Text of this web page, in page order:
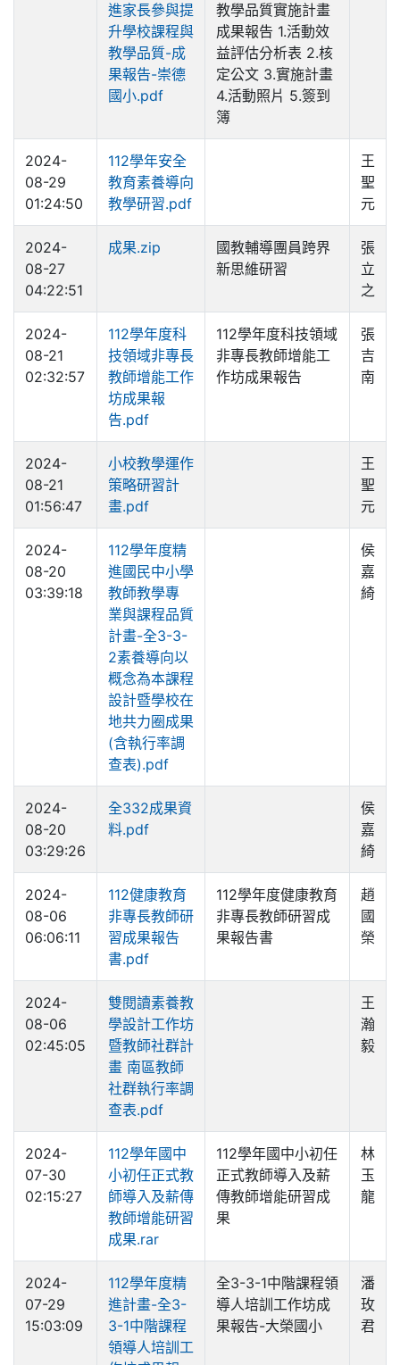
進家長參與提
升學校課程與
教學品質-成
果報告-崇德
國小.pdf
教學品質實施計畫
成果報告 1.活動效
益評估分析表 2.核
定公文 3.實施計畫
4.活動照片 5.簽到
簿
2024-
08-29
01:24:50
112學年安全
教育素養導向
教學研習.pdf
王
聖
元
2024-
08-27
04:22:51
成果.zip
國教輔導團員跨界
新思維研習
張
立
之
2024-
08-21
02:32:57
112學年度科
技領域非專長
教師增能工作
坊成果報
告.pdf
112學年度科技領域
非專長教師增能工
作坊成果報告
張
吉
南
2024-
08-21
01:56:47
小校教學運作
策略研習計
畫.pdf
王
聖
元
2024-
08-20
03:39:18
112學年度精
進國民中小學
教師教學專
業與課程品質
計畫-全3-3-
2素養導向以
概念為本課程
設計暨學校在
地共力圈成果
(含執行率調
查表).pdf
侯
嘉
綺
2024-
08-20
03:29:26
全332成果資
料.pdf
侯
嘉
綺
2024-
08-06
06:06:11
112健康教育
非專長教師研
習成果報告
書.pdf
112學年度健康教育
非專長教師研習成
果報告書
趙
國
榮
2024-
08-06
02:45:05
雙閱讀素養教
學設計工作坊
暨教師社群計
畫 南區教師
社群執行率調
查表.pdf
王
瀚
毅
2024-
07-30
02:15:27
112學年國中
小初任正式教
師導入及薪傳
教師增能研習
成果.rar
112學年國中小初任
正式教師導入及薪
傳教師增能研習成
果
林
玉
龍
2024-
07-29
15:03:09
112學年度精
進計畫-全3-
3-1中階課程
領導人培訓工
全3-3-1中階課程領
導人培訓工作坊成
果報告-大榮國小
潘
玫
君